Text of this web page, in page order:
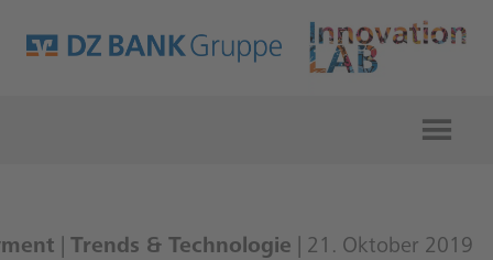
Trends & Technologie | 21. Oktober 2019